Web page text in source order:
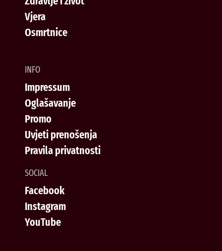
Vjera
Osmrtnice
INFO
Impressum
Oglašavanje
Promo
Uvjeti prenošenja
Pravila privatnosti
SOCIAL
Facebook
Instagram
YouTube